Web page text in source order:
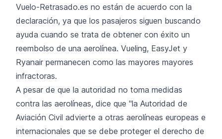
Vuelo-Retrasado.es no están de acuerdo con la
declaración, ya que los pasajeros siguen buscando
ayuda cuando se trata de obtener con éxito un
reembolso de una aerolínea. Vueling, EasyJet y
Ryanair permanecen como las mayores mayores
infractoras.
A pesar de que la autoridad no toma medidas
contra las aerolíneas, dice que "la Autoridad de
Aviación Civil advierte a otras aerolíneas europeas e
internacionales que se debe proteger el derecho de